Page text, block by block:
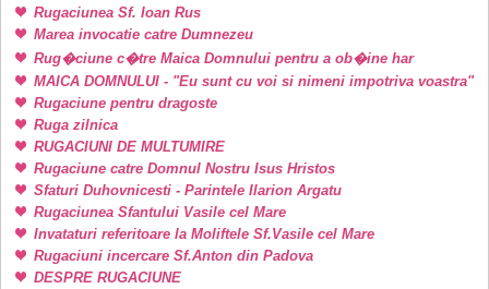
Rugaciunea Sf. Ioan Rus
Marea invocatie catre Dumnezeu
Rug�ciune c�tre Maica Domnului pentru a ob�ine har
MAICA DOMNULUI - "Eu sunt cu voi si nimeni impotriva voastra"
Rugaciune pentru dragoste
Ruga zilnica
RUGACIUNI DE MULTUMIRE
Rugaciune catre Domnul Nostru Isus Hristos
Sfaturi Duhovnicesti - Parintele Ilarion Argatu
Rugaciunea Sfantului Vasile cel Mare
Invataturi referitoare la Moliftele Sf.Vasile cel Mare
Rugaciuni incercare Sf.Anton din Padova
DESPRE RUGACIUNE